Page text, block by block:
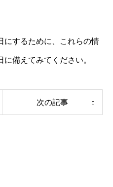
にするために、これらの情
備えてみてください。
次の記事